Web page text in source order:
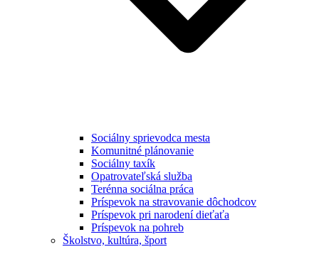
Sociálny sprievodca mesta
Komunitné plánovanie
Sociálny taxík
Opatrovateľská služba
Terénna sociálna práca
Príspevok na stravovanie dôchodcov
Príspevok pri narodení dieťaťa
Príspevok na pohreb
Školstvo, kultúra, šport